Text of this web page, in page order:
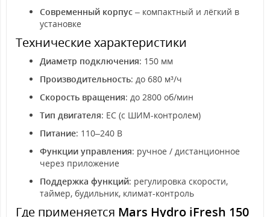
Современный корпус – компактный и лёгкий в
установке
Технические характеристики
Диаметр подключения: 150 мм
Производительность: до 680 м³/ч
Скорость вращения: до 2800 об/мин
Тип двигателя: EC (с ШИМ-контролем)
Питание: 110–240 В
Функции управления: ручное / дистанционное
через приложение
Поддержка функций: регулировка скорости,
таймер, будильник, климат-контроль
Где применяется Mars Hydro iFresh 150